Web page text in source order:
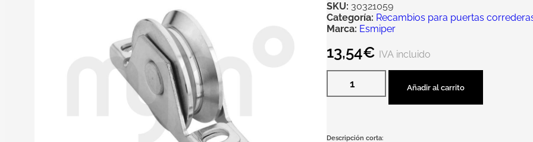
SKU: 30321059
Categoría: Recambios para puertas
Marca: Esmiper
13,54€ IVA incluido
Añadir al carrito
Descripción corta: